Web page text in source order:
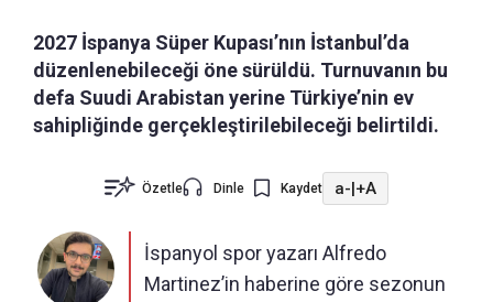
2027 İspanya Süper Kupası’nın İstanbul’da
düzenlenebileceği öne sürüldü. Turnuvanın bu
defa Suudi Arabistan yerine Türkiye’nin ev
sahipliğinde gerçekleştirilebileceği belirtildi.
Özetle Dinle Kaydet a-|+A
İspanyol spor yazarı Alfredo
Martinez’in haberine göre sezonun